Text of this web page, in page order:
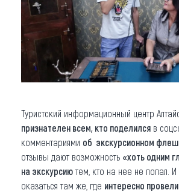
Туристский информационный центр
признателен всем, кто поделился в
комментариями об экскурсионном
отзывы дают возможность «хоть одним
на экскурсию тем, кто на нее не попал. И
оказаться там же, где интересно